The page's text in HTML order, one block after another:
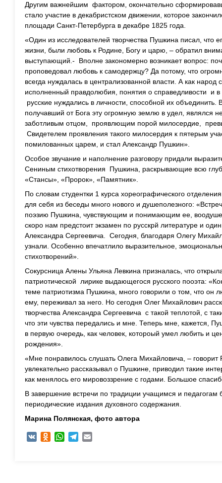
Другим важнейшим фактором, окончательно
стало участие в декабристском движении, которое
площади Санкт-Петербурга в декабре 1825 года.
«Один из исследователей творчества Пушкина писал, что
жизни, были любовь к Родине, Богу и царю, – обратил
выступающий.- Вполне закономерно возникает вопрос:
проповедовал любовь к самодержцу? Да потому, что
всегда нуждалась в централизованной власти. А как
исполненный правдолюбия, понятия о справедливости и
русские нуждались в личности, способной их объединить.
получавший от Бога эту огромную землю в удел, являлся
заботливым отцом, проявлющим порой милосердие,
Свидетелем проявления такого милосердия к пятерым
помилованных царем, и стал Александр Пушкин».
Особое звучание и наполнение разговору придали
Сениным стихотворения Пушкина, раскрывающие всю
«Стансы», «Пророк», «Памятник».
По словам студентки 1 курса хореографического
для себя из беседы много нового и душеполезного:
поэзию Пушкина, чувствующим и понимающим ее,
скоро нам предстоит экзамен по русскрй литературе и
Александра Сергеевича. Сегодня, благодаря Олегу
узнали. Особенно впечатлило выразительное,
стихотворений».
Сокурсница Алены Ульяна Левкина призналась, что
патриотической лирике выдающегося русского пооэта:
теме патриотизма Пушкина, много говорили о том, что он
ему, переживал за него. Но сегодня Олег Михайлович
творчества Александра Сергеевича с такой теплотой, с
что эти чувства передались и мне. Теперь мне, кажется,
в первую очередь, как человек, котороый умел любить и
рождения».
«Мне понравилось слушать Олега Михайловича, –
увлекательно рассказывал о Пушкине, приводил такие
как менялось его мировоззрение с годами. Большое
В завершение встречи по традиции учащимся и
периодические издания духовного содержания.
Марина Полянская, фото автора
VK Odnoklassniki
WhatsAppTelegram